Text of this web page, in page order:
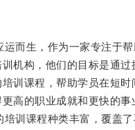
而生，作为一家专注于帮
机构，他们的目标是通过
训课程，帮助学员在短时
高的职业成就和更快的事
训课程种类丰富，覆盖了